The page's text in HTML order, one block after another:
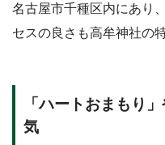
名古屋市千種区内にあり
セスの良さも高牟神社の
「ハートおまもり
気